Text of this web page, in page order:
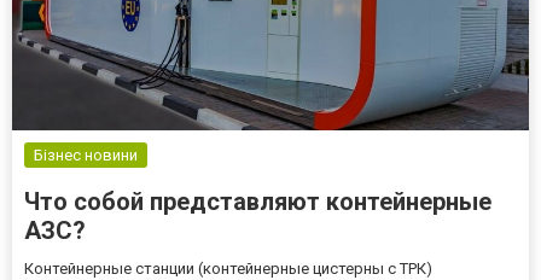
Бізнес новини
Что собой представляют контейнерные
АЗС?
Контейнерные станции (контейнерные цистерны с ТРК)